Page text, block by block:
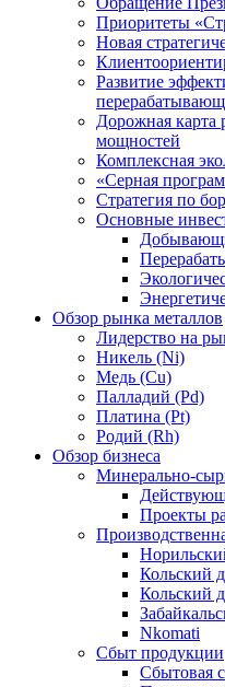
Приоритеты
Новая
Развитие
Дорожная карта
мощностей
Комплексная
«Серная
Стратегия по
Основные
Обзор рынка металлов
Лидерство на
Никель (Ni)
Медь (Cu)
Палладий (Pd)
Платина (Pt)
Родий (Rh)
Обзор бизнеса
Минерально-
Проекты
Кольский
Кольский
Nkomati
Сбыт продукции
Сбытовая